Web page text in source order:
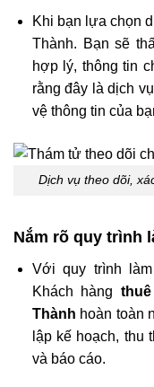
Khi bạn lựa chọn
Thành. Bạn sẽ
hợp lý, thông tin
rằng đây là dịch
vệ thông tin của
Dịch vụ theo dõi,
Nắm rõ quy trình
Với quy trình
Khách hàng
Thành hoàn toàn
lập kế hoạch, thu
và báo cáo.